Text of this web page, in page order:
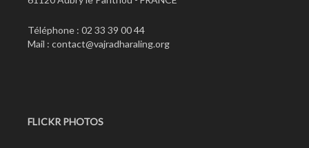
Téléphone : 02 33 39 00 44
Mail : contact@vajradharaling.org
FLICKR PHOTOS